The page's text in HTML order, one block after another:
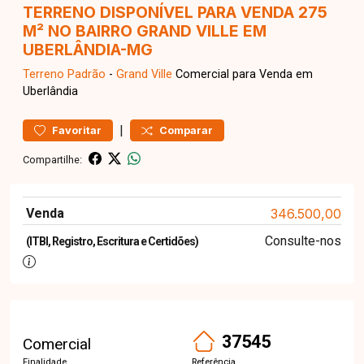
TERRENO DISPONÍVEL PARA VENDA 275
M² NO BAIRRO GRAND VILLE EM
UBERLÂNDIA-MG
Terreno Padrão - Grand Ville Comercial para Venda em
Uberlândia
Favoritar | Comparar
Compartilhe:
Venda 346.500,00
(ITBI, Registro, Escritura e Certidões) Consulte-nos
Comercial
Finalidade
37545
Referência